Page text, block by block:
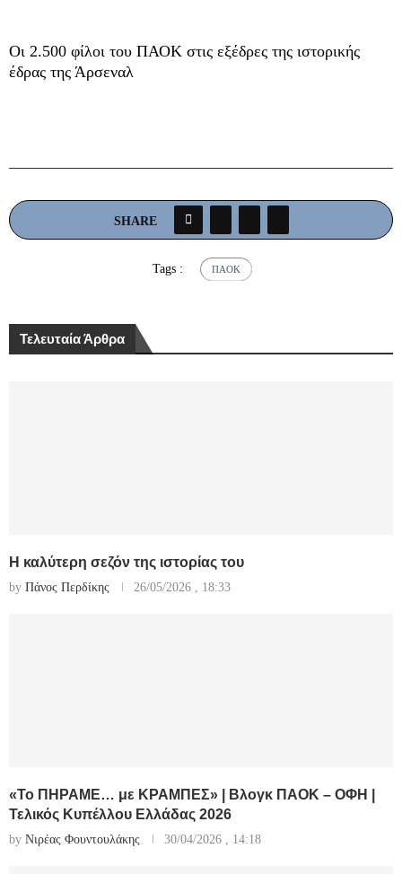
Οι 2.500 φίλοι του ΠΑΟΚ στις εξέδρες της ιστορικής
έδρας της Άρσεναλ
SHARE
Tags : ΠΑΟΚ
Τελευταία Άρθρα
Η καλύτερη σεζόν της ιστορίας του
by Πάνος Περδίκης 26/05/2026 , 18:33
«Το ΠΗΡΑΜΕ… με ΚΡΑΜΠΕΣ» | Βλογκ ΠΑΟΚ – ΟΦΗ |
Τελικός Κυπέλλου Ελλάδας 2026
by Νιρέας Φουντουλάκης 30/04/2026 , 14:18